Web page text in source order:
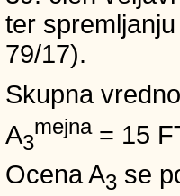
ter
79/17).
Skupna
A3
mejna= 15
Ocena A3 se